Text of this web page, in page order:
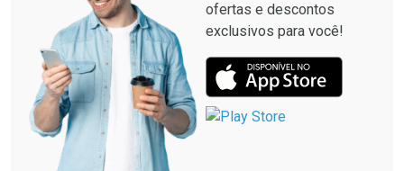
ofertas e descontos
exclusivos para você!